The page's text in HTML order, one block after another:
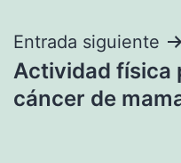
Entrada siguiente
Actividad física
cáncer de